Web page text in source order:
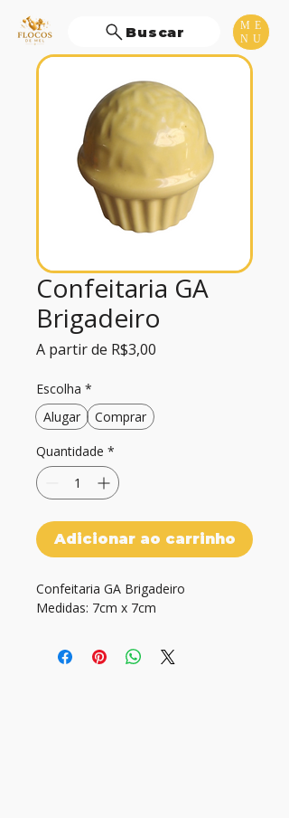
ME
NU
Buscar
Confeitaria GA
Brigadeiro
A partir de R$3,00
Escolha *
Alugar
Comprar
Quantidade *
Adicionar ao carrinho
Confeitaria GA Brigadeiro
Medidas: 7cm x 7cm